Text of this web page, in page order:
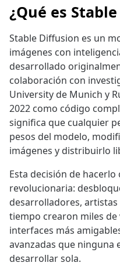
¿Qué es
Stable Diffusion es un
imágenes con
desarrollado
colaboración con
University de Munich y
2022 como código
significa que cualquier
pesos del modelo,
imágenes y distribuirlo
Esta decisión de
revolucionaria:
desarrolladores,
tiempo crearon miles
interfaces más
avanzadas que ninguna
desarrollar sola.